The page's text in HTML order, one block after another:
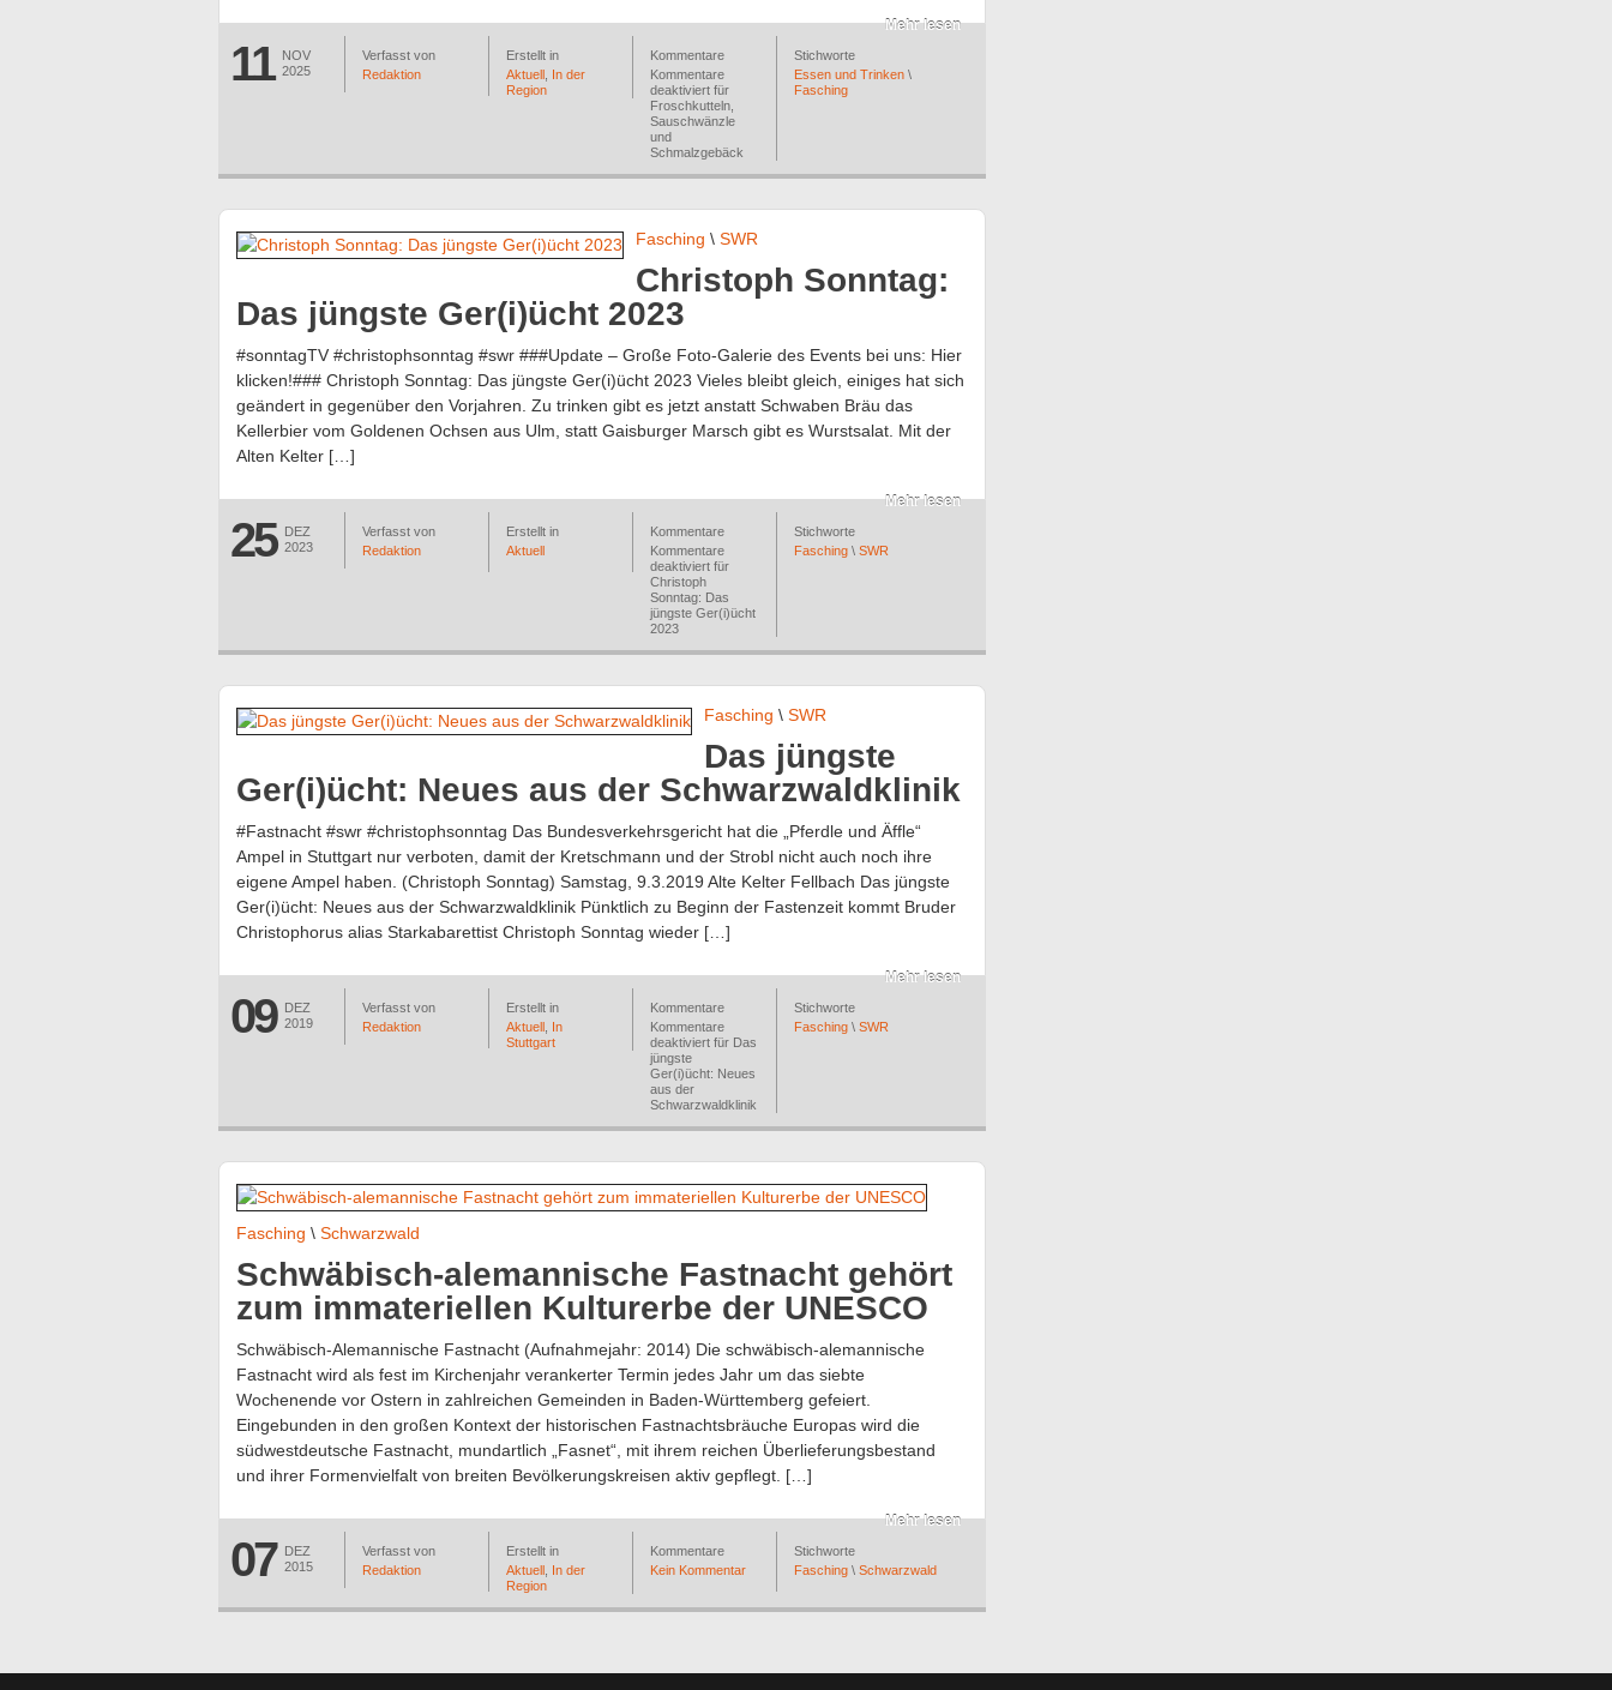
11
NOV
2025
Verfasst von
Redaktion
Erstellt in
Aktuell In der
Region
Kommentare
Kommentare
deaktiviert für
Froschkutteln,
Sauschwänzle
und
Schmalzgebäck
Stichworte
Essen und Trinken \
Fasching
Mehr lesen
Fasching \ SWR
Christoph Sonntag:
Das jüngste Ger(i)ücht 2023
#sonntagTV #christophsonntag #swr ###Update – Große Foto-Galerie des Events bei uns: Hier
klicken!### Christoph Sonntag: Das jüngste Ger(i)ücht 2023 Vieles bleibt gleich, einiges hat sich
geändert in gegenüber den Vorjahren. Zu trinken gibt es jetzt anstatt Schwaben Bräu das
Kellerbier vom Goldenen Ochsen aus Ulm, statt Gaisburger Marsch gibt es Wurstsalat. Mit der
Alten Kelter […]
25
DEZ
2023
Verfasst von
Redaktion
Erstellt in
Aktuell
Kommentare
Kommentare
deaktiviert für
Christoph
Sonntag: Das
jüngste Ger(i)ücht
2023
Stichworte
Fasching \ SWR
Mehr lesen
Fasching \ SWR
Das jüngste
Ger(i)ücht: Neues aus der Schwarzwaldklinik
#Fastnacht #swr #christophsonntag Das Bundesverkehrsgericht hat die „Pferdle und Äffle“
Ampel in Stuttgart nur verboten, damit der Kretschmann und der Strobl nicht auch noch ihre
eigene Ampel haben. (Christoph Sonntag) Samstag, 9.3.2019 Alte Kelter Fellbach Das jüngste
Ger(i)ücht: Neues aus der Schwarzwaldklinik Pünktlich zu Beginn der Fastenzeit kommt Bruder
Christophorus alias Starkabarettist Christoph Sonntag wieder […]
09
DEZ
2019
Verfasst von
Redaktion
Erstellt in
Aktuell In
Stuttgart
Kommentare
Kommentare
deaktiviert für Das
jüngste
Ger(i)ücht: Neues
aus der
Schwarzwaldklinik
Stichworte
Fasching \ SWR
Mehr lesen
Fasching \ Schwarzwald
Schwäbisch-alemannische Fastnacht gehört
zum immateriellen Kulturerbe der UNESCO
Schwäbisch-Alemannische Fastnacht (Aufnahmejahr: 2014) Die schwäbisch-alemannische
Fastnacht wird als fest im Kirchenjahr verankerter Termin jedes Jahr um das siebte
Wochenende vor Ostern in zahlreichen Gemeinden in Baden-Württemberg gefeiert.
Eingebunden in den großen Kontext der historischen Fastnachtsbräuche Europas wird die
südwestdeutsche Fastnacht, mundartlich „Fasnet“, mit ihrem reichen Überlieferungsbestand
und ihrer Formenvielfalt von breiten Bevölkerungskreisen aktiv gepflegt. […]
07
DEZ
2015
Verfasst von
Redaktion
Erstellt in
Aktuell In der
Region
Kommentare
Kein Kommentar
Stichworte
Fasching \ Schwarzwald
Mehr lesen